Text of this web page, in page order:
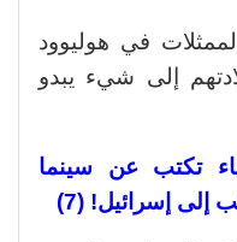
في هوليوود
إلى شيء يبدو
تكتب عن سينما
إسرائيل! (7)